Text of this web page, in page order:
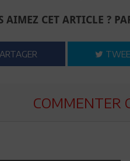
AIMEZ CET ARTICLE ?
COMMENTER